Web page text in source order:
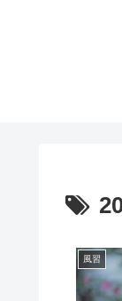
風習